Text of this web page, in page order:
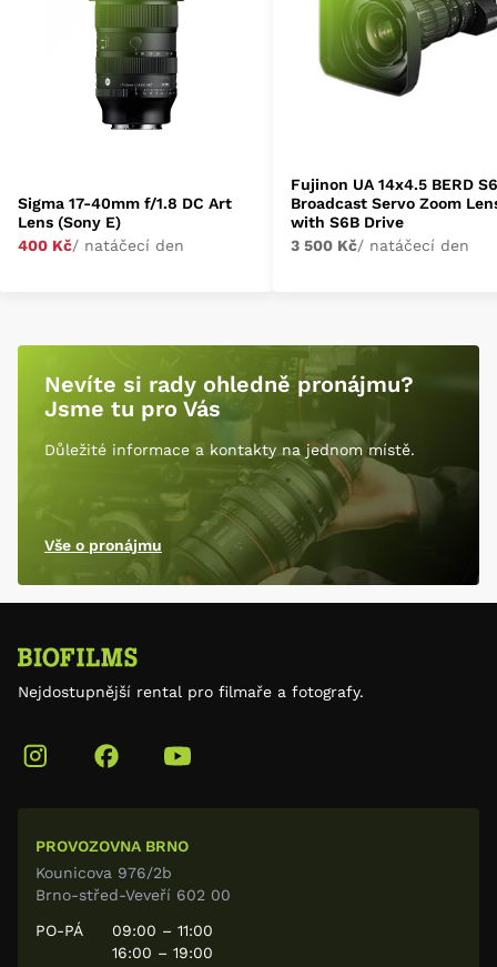
Sigma 17-40mm f/1.8 DC Art
Lens (Sony E)
400 Kč/ natáčecí den
Fujinon UA 14x4.5 BERD
Broadcast Servo Zoom
with S6B Drive
3 500 Kč/ natáčecí den
Nevíte si rady ohledně pronájmu?
Jsme tu pro Vás
Důležité informace a kontakty na jednom místě.
Vše o pronájmu
Nejdostupnější rental pro filmaře a fotografy.
PROVOZOVNA BRNO
Kounicova 976/2b
Brno-střed-Veveří 602 00
PO-PÁ
09:00 – 11:00
16:00 – 19:00